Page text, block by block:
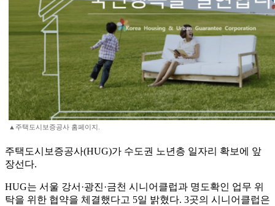
▲주택도시보증공사 홈페이지.
주택도시보증공사(HUG)가 수도권 노년층 일자리 확보에 앞
장선다.
HUG는 서울 강서·광진·금천 시니어클럽과 명도확인 업무 위
탁을 위한 협약을 체결했다고 5일 밝혔다. 3곳의 시니어클럽은